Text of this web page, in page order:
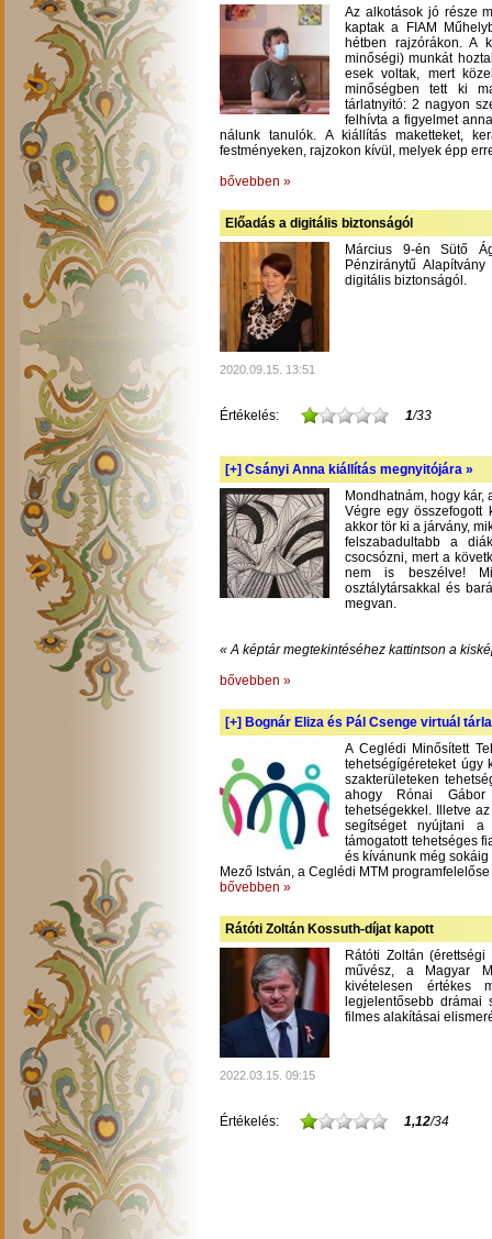
Az alkotások jó része
kaptak a FIAM
hétben rajzórákon. A
minőségi) munkát
esek voltak, mert
minőségben tett ki
tárlatnyitó: 2 nagyon
felhívta a figyelmet
nálunk tanulók. A kiállítás maketteket,
festményeken, rajzokon kívül, melyek épp
bővebben »
Előadás a digitális biztonságól
Március 9-én Sütő
Pénziránytű
digitális biztonságól.
2020.09.15. 13:51
Értékelés: 1/33
[+] Csányi Anna kiállítás megnyitójára »
Mondhatnám, hogy kár,
Végre egy összefogott
akkor tör ki a járvány,
felszabadultabb a
csocsózni, mert a
nem is beszélve!
osztálytársakkal és
megvan.
« A képtár megtekintéséhez kattintson a
bővebben »
[+] Bognár Eliza és Pál Csenge virtuál
A Ceglédi Minősített
tehetségígéreteket úgy
szakterületeken
ahogy Rónai Gábor
tehetségekkel. Illetve
segítséget nyújtani a
támogatott tehetséges
és kívánunk még
Mező István, a Ceglédi MTM programfelelőse
bővebben »
Rátóti Zoltán Kossuth-díjat kapott
Rátóti Zoltán
művész, a Magyar
kivételesen értékes
legjelentősebb drámai
filmes alakításai
2022.03.15. 09:15
Értékelés: 1,12/34